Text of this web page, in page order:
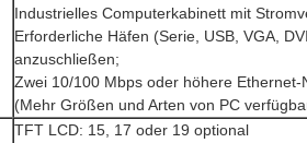
Industrielles Computerkabinett mit
Erforderliche Häfen (Serie, USB, VGA,
anzuschließen;
Zwei 10/100 Mbps oder höhere
(Mehr Größen und Arten von PC
TFT LCD: 15, 17 oder 19 optional